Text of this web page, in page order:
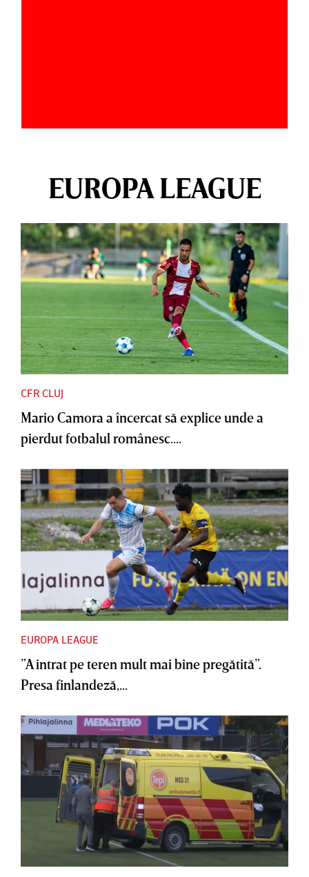
EUROPA LEAGUE
CFR CLUJ
Mario Camora a încercat să explice unde a
pierdut fotbalul românesc....
EUROPA LEAGUE
”A intrat pe teren mult mai bine pregătită”.
Presa finlandeză,...